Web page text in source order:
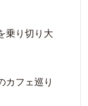
乗り切り大
カフェ巡り